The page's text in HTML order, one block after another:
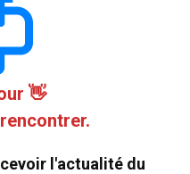
👋
l'actualité du